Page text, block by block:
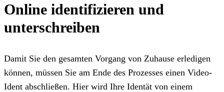
Online identifizieren und
unterschreiben
Damit Sie den gesamten Vorgang von Zuhause erledigen
können, müssen Sie am Ende des Prozesses einen Video-
Ident abschließen. Hier wird Ihre Identät von einem